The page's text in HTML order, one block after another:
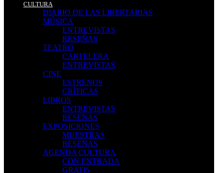
CULTURA
DIARIO DE LAS LIBERTARIAS
MÚSICA
ENTREVISTAS
RESEÑAS
TEATRO
CARTELERA
ENTREVISTAS
CINE
ESTRENOS
CRÍTICAS
LIBROS
ENTREVISTAS
RESEÑAS
EXPOSICIONES
MUESTRAS
RESEÑAS
AGENDA CULTURA
CON ENTRADA
GRATIS